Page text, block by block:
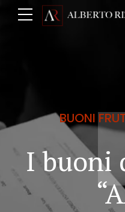
BUONI
I buoni